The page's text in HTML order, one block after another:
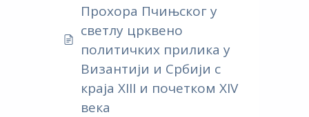
Прохора Пчињског у
светлу црквено
политичких прилика у
Византији и Србији с
краја XIII и почетком XIV
века